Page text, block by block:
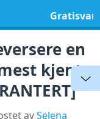
en
kjente
avSelena